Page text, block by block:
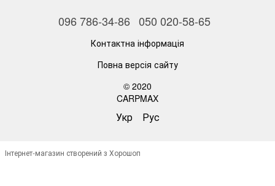
096 786-34-86 050 020-58-65
Контактна інформація
Повна версія сайту
© 2020
CARPMAX
Укр Рус
Інтернет-магазин створений з Хорошоп